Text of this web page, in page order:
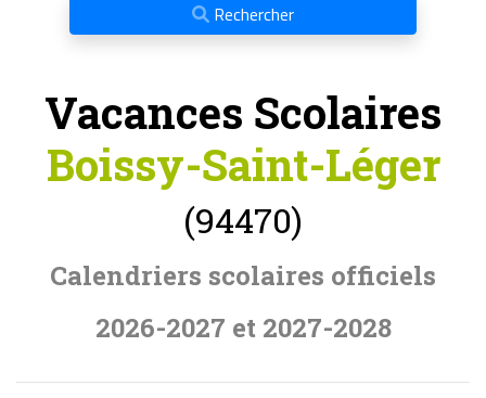
Rechercher
Vacances Scolaires
Boissy-Saint-Léger
(94470)
Calendriers scolaires officiels
2026-2027 et 2027-2028